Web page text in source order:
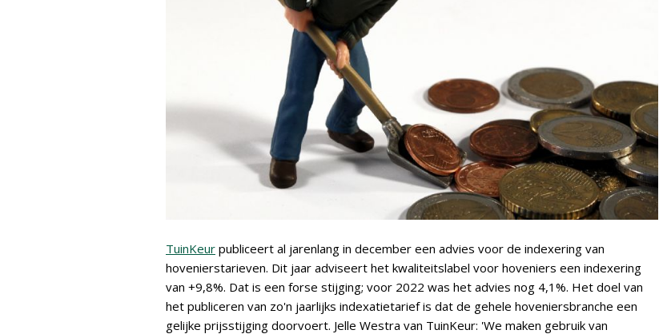
TuinKeur publiceert al jarenlang in december een advies voor de indexering van
hovenierstarieven. Dit jaar adviseert het kwaliteitslabel voor hoveniers een indexering
van +9,8%. Dat is een forse stijging; voor 2022 was het advies nog 4,1%. Het doel van
het publiceren van zo'n jaarlijks indexatietarief is dat de gehele hoveniersbranche een
gelijke prijsstijging doorvoert. Jelle Westra van TuinKeur: 'We maken gebruik van